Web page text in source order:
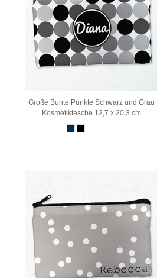
Große Bunte Punkte Schwarz und Grau
Kosmetiktasche 12,7 x 20,3 cm